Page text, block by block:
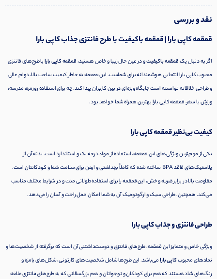
نقد و بررسی
قمقمه کاپی بارا | قمقمه باکیفیت با طرح فانتزی جذاب کاپی بارا
اگر به دنبال یکقمقمه باکیفیتو در عین حال زیبا و خاص هستید،قمقمه کاپی بارابا طرح‌های فانتزی
محبوب کاپی بارا انتخابی هوشمندانه برای شماست. این قمقمه به خاطر کیفیت ساخت بالا، دوام عالی
و طراحی خلاقانه توانسته است جایگاه ویژه‌ای در بین کاربران پیدا کند. چه برای استفاده روزمره، مدرسه،
ورزش یا سفر، قمقمه کاپی بارا بهترین همراه شما خواهد بود.
کیفیت بی‌نظیر قمقمه کاپی بارا
یکی از مهم‌ترین ویژگی‌های این قمقمه، استفاده از مواد درجه یک و استاندارد است. بدنه آن از
پلاستیک‌های فاقد BPA ساخته شده که کاملاً بهداشتی و ایمن برای سلامت شما و کودکانتان است.
مقاومت بالا در برابر ضربه و خش، این قمقمه را برای استفاده طولانی مدت و در شرایط مختلف مناسب
می‌کند. همچنین، طراحی سبک و ارگونومیک آن به شما امکان حمل راحت و آسان را می‌دهد.
طراحی فانتزی و جذاب کاپی بارا
ویژگی خاص و متمایز این قمقمه، طرح‌های فانتزی و دوست‌داشتنی آن است که برگرفته از شخصیت‌ها و
نمادهای محبوبکاپی بارامی‌باشد. این طرح‌ها شامل شخصیت‌های کارتونی، شکل‌های بامزه و
رنگ‌های شاد هستند که هم برای کودکان و نوجوانان و هم بزرگسالانی که به طرح‌های فانتزی علاقه